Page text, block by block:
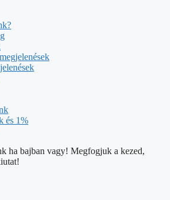
és 1%
ha bajban vagy! Megfogjuk a kezed,